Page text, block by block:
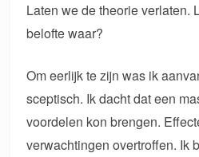
Laten we de theorie verlaten.
belofte waar?
Om eerlijk te zijn was ik
sceptisch. Ik dacht dat een
voordelen kon brengen.
verwachtingen overtroffen. Ik